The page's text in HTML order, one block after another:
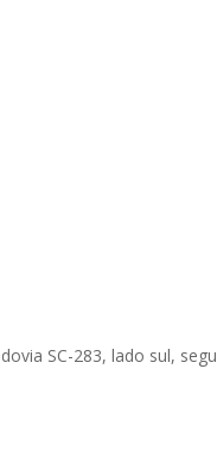
SC-283, lado sul,